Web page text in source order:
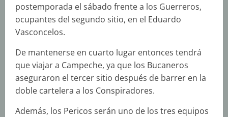
postemporada el sábado frente a los Guerreros,
ocupantes del segundo sitio, en el Eduardo
Vasconcelos.
De mantenerse en cuarto lugar entonces tendrá
que viajar a Campeche, ya que los Bucaneros
aseguraron el tercer sitio después de barrer en la
doble cartelera a los Conspiradores.
Además, los Pericos serán uno de los tres equipos